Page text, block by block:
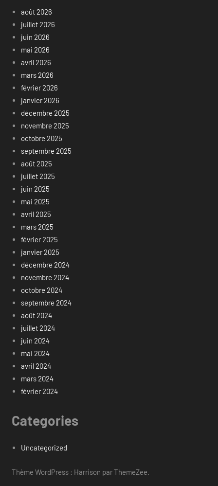
août 2026
juillet 2026
juin 2026
mai 2026
avril 2026
mars 2026
février 2026
janvier 2026
décembre 2025
novembre 2025
octobre 2025
septembre 2025
août 2025
juillet 2025
juin 2025
mai 2025
avril 2025
mars 2025
février 2025
janvier 2025
décembre 2024
novembre 2024
octobre 2024
septembre 2024
août 2024
juillet 2024
juin 2024
mai 2024
avril 2024
mars 2024
février 2024
Categories
Uncategorized
Thème WordPress : Harrison par ThemeZee.